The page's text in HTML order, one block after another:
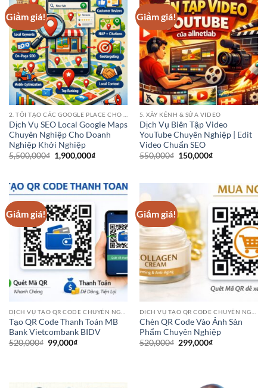
Giảm giá!
Dịch Vụ SEO Local Google Maps
Chuyên Nghiệp Cho Doanh
Nghiệp Khởi Nghiệp
5,500,000₫ Giá
gốc
1,900,000₫Giá
1,900,000₫.
Giảm giá!
5. XÂY KÊNH & SỬA VIDEO
Dịch Vụ Biên Tập Video
YouTube Chuyên Nghiệp | Edit
Video Chuẩn SEO
550,000₫ Giá
150,000₫Giá
150,000₫.
Giảm giá!
Tạo QR Code Thanh Toán MB
Bank Vietcombank BIDV
520,000₫ Giá
gốc
99,000₫Giá
Giảm giá!
Chèn QR Code Vào Ảnh Sản
Phẩm Chuyên Nghiệp
520,000₫ Giá
299,000₫Giá